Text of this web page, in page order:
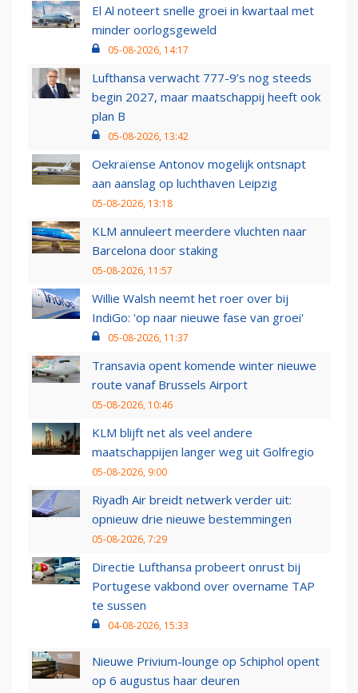
El Al noteert snelle groei in kwartaal met
minder oorlogsgeweld
05-08-2026, 14:17
Lufthansa verwacht 777-9’s nog steeds
begin 2027, maar maatschappij heeft ook
plan B
05-08-2026, 13:42
Oekraïense Antonov mogelijk ontsnapt
aan aanslag op luchthaven Leipzig
05-08-2026, 13:18
KLM annuleert meerdere vluchten naar
Barcelona door staking
05-08-2026, 11:57
Willie Walsh neemt het roer over bij
IndiGo: 'op naar nieuwe fase van groei'
05-08-2026, 11:37
Transavia opent komende winter nieuwe
route vanaf Brussels Airport
05-08-2026, 10:46
KLM blijft net als veel andere
maatschappijen langer weg uit Golfregio
05-08-2026, 9:00
Riyadh Air breidt netwerk verder uit:
opnieuw drie nieuwe bestemmingen
05-08-2026, 7:29
Directie Lufthansa probeert onrust bij
Portugese vakbond over overname TAP
te sussen
04-08-2026, 15:33
Nieuwe Privium-lounge op Schiphol opent
op 6 augustus haar deuren